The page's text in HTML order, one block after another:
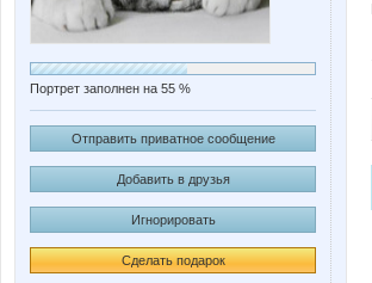
Портрет заполнен на 55 %
Отправить приватное сообщение
Добавить в друзья
Игнорировать
Сделать подарок